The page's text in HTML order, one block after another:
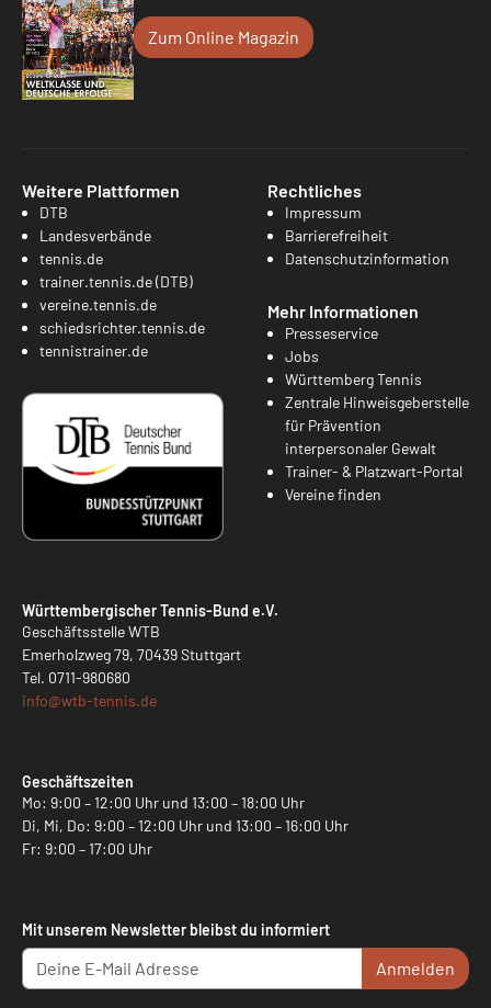
Zum Online Magazin
Weitere Plattformen
DTB
Landesverbände
tennis.de
trainer.tennis.de (DTB)
vereine.tennis.de
schiedsrichter.tennis.de
tennistrainer.de
Rechtliches
Impressum
Barrierefreiheit
Datenschutzinformation
Mehr Informationen
Presseservice
Jobs
Württemberg Tennis
Zentrale Hinweisgeberstelle
für Prävention
interpersonaler Gewalt
Trainer- & Platzwart-Portal
Vereine finden
Württembergischer Tennis-Bund e.V.
Geschäftsstelle WTB
Emerholzweg 79, 70439 Stuttgart
Tel. 0711-980680
info@wtb-tennis.de
Geschäftszeiten
Mo: 9:00 – 12:00 Uhr und 13:00 – 18:00 Uhr
Di, Mi, Do: 9:00 – 12:00 Uhr und 13:00 – 16:00 Uhr
Fr: 9:00 – 17:00 Uhr
Mit unserem Newsletter bleibst du informiert
Anmelden